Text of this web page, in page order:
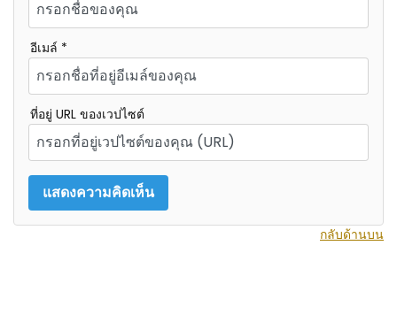
อีเมล์ *
ที่อยู่ URL ของเวปไซต์
กลับด้านบน